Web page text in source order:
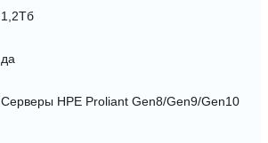
1,2Тб
да
Серверы HPE Proliant Gen8/Gen9/Gen10